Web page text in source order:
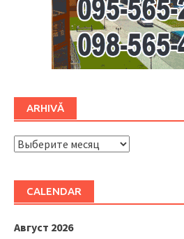
ARHIVĂ
ARHIVĂ
CALENDAR
Август 2026